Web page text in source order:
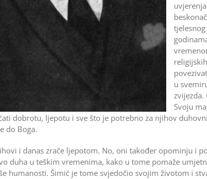
u
Svoju
dobrotu, ljepotu i sve što je potrebno za njihov
do Boga.
i danas zrače ljepotom. No, oni također opominju i
duha u teškim vremenima, kako u tome pomaže
humanosti. Šimić je tome svjedočio svojim životom i